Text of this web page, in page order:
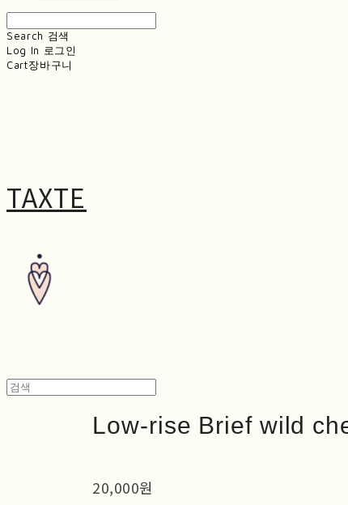
Search 검색
Log In 로그인
Cart장바구니
TAXTE
Low-rise Brief wild
20,000원